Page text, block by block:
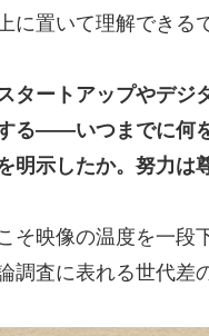
に置いて理解できる
タートアップやデジ
る――いつまでに何
明示したか。努力は
そ映像の温度を一段
調査に表れる世代差